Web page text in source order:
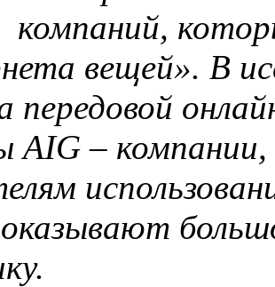
компаний,
вещей». В
передовой
AIG –